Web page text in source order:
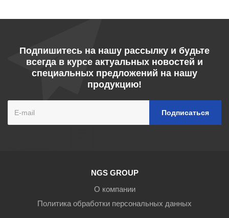
Подпишитесь на нашу рассылку и будьте
всегда в курсе актуальных новостей и
специальных предложений на нашу
продукцию!
NGS GROUP
О компании
Политика обработки персональных данных